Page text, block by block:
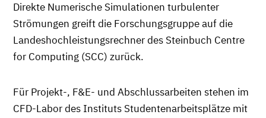
Direkte Numerische Simulationen turbulenter
Strömungen greift die Forschungsgruppe auf die
Landeshochleistungsrechner des Steinbuch Centre
for Computing (SCC) zurück.
Für Projekt-, F&E- und Abschlussarbeiten stehen im
CFD-Labor des Instituts Studentenarbeitsplätze mit